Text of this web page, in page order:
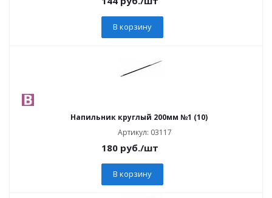
В корзину
Напильник круглый 200мм №1 (10)
Артикул: 03117
180 руб./шт
В корзину